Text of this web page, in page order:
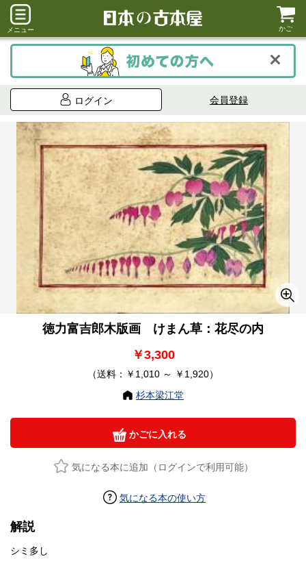
メニュー かご
ログイン 会員登録
徳力富吉郎木版画 けまん草：花尽の内
￥3,300
（送料：￥1,010 ～ ￥1,920）
杉本梁江堂
かごに入れる
気になる本に追加（ログインで利用可能）
気になる本の使い方
解説
シミ多し